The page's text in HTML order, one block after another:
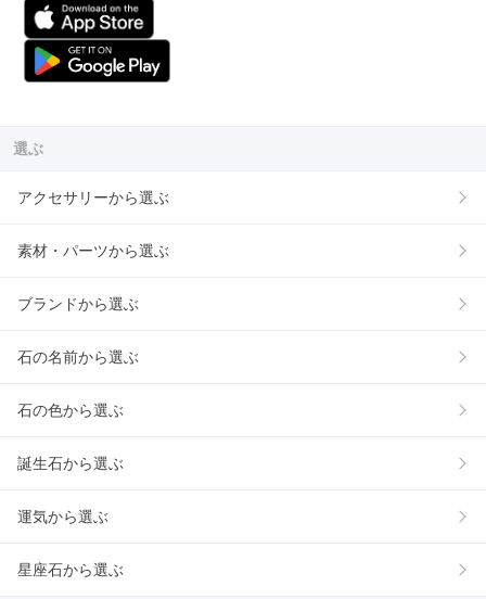
選ぶ
アクセサリーから選ぶ
素材・パーツから選ぶ
ブランドから選ぶ
石の名前から選ぶ
石の色から選ぶ
誕生石から選ぶ
運気から選ぶ
星座石から選ぶ